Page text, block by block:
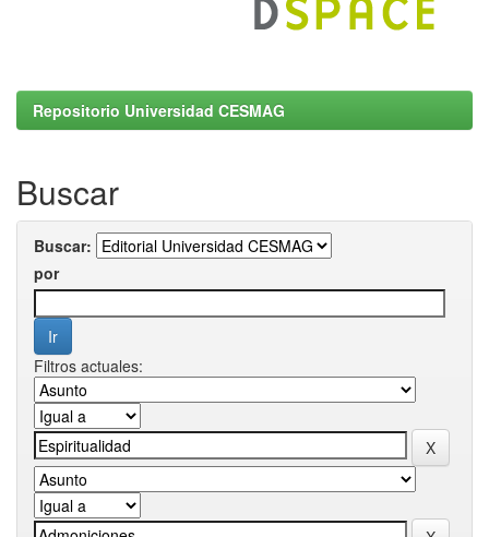
Repositorio Universidad CESMAG
Buscar
Buscar:
por
Filtros actuales: